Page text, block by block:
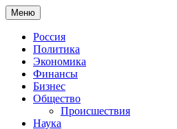
Меню
Россия
Политика
Экономика
Финансы
Бизнес
Общество
Происшествия
Наука